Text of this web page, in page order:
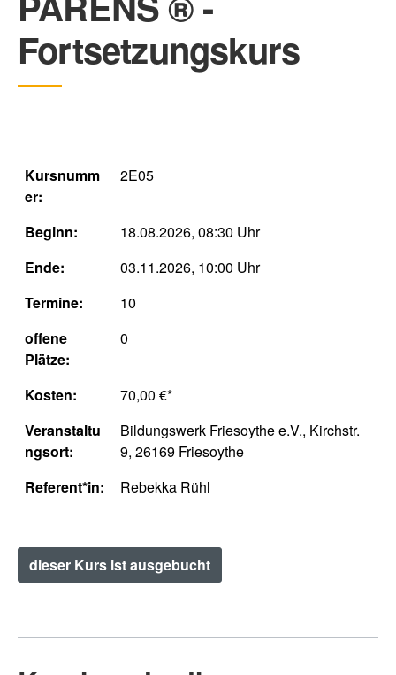
Fortsetzungskurs
Kursnumm
er:
2E05
Beginn:
18.08.2026, 08:30 Uhr
Ende:
03.11.2026, 10:00 Uhr
Termine:
10
offene
Plätze:
0
Kosten:
70,00 €*
Veranstaltu
ngsort:
Bildungswerk Friesoythe e.V., Kirchstr.
9, 26169 Friesoythe
Referent*in:
Rebekka Rühl
dieser Kurs ist ausgebucht